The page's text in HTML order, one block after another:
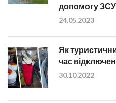
допомогу
24.05.2023
Як
час
30.10.2022